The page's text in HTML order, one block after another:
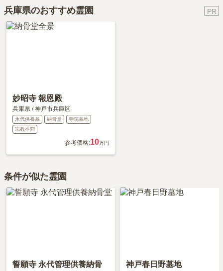
は、約71万円です。
永代供養について詳しく知りたい方は『
解説！ 』をご覧ください。
兵庫県のおすすめ霊園
妙昭寺 報恩殿
兵庫県 /神戸市兵庫区
永代供養墓 納骨堂
寺院墓地
宗教不問
参考価格:10万円
条件が似た霊園
誓願寺 永代管理供養納骨
神戸春日野墓地